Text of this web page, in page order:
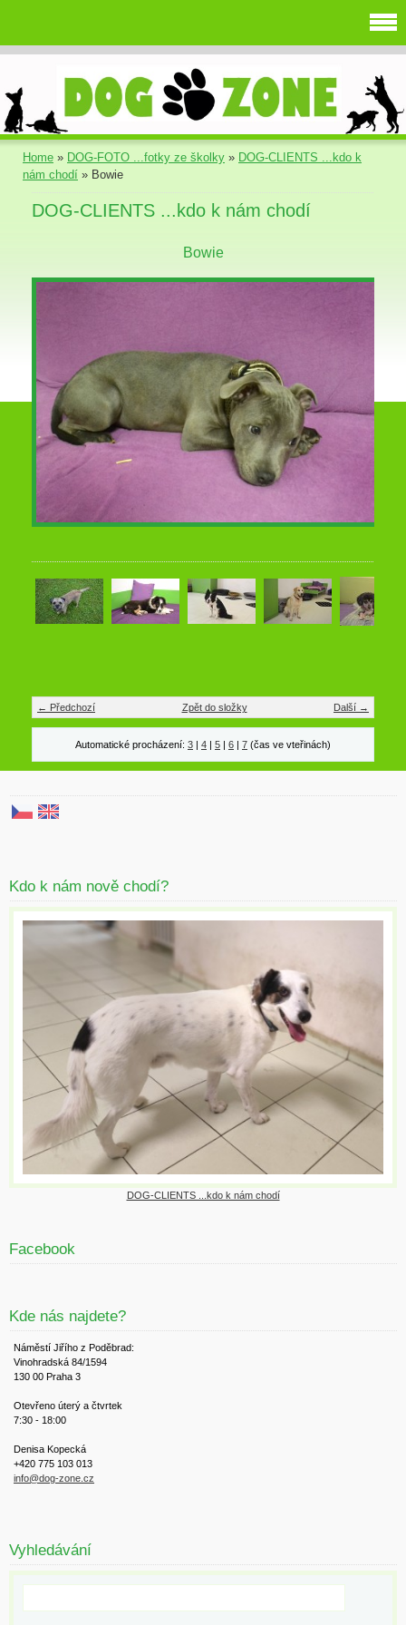
Home » DOG-FOTO ...fotky ze školky » DOG-CLIENTS ...kdo k
nám chodí » Bowie
DOG-CLIENTS ...kdo k nám chodí
Bowie
← Předchozí Další →
Zpět do složky
Automatické procházení: 3 4 5 6 7 (čas ve vteřinách)
Kdo k nám nově chodí?
DOG-CLIENTS ...kdo k nám chodí
Facebook
Kde nás najdete?
Náměstí Jiřího z Poděbrad:
Vinohradská 84/1594
130 00 Praha 3
Otevřeno úterý a čtvrtek
7:30 - 18:00
Denisa Kopecká
+420 775 103 013
info@dog-zone.cz
Vyhledávání